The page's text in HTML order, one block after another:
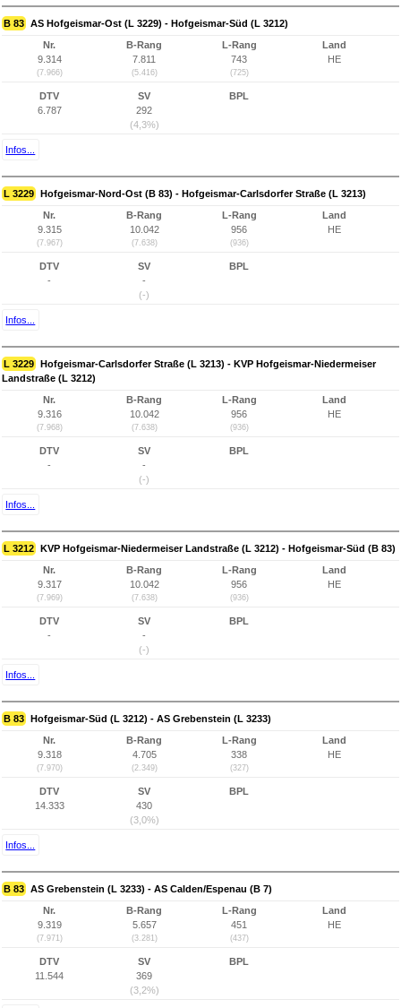
B 83 AS Hofgeismar-Ost (L 3229) - Hofgeismar-Süd (L 3212)
Nr.
9.314
(7.966)
B-Rang
7.811
(5.416)
L-Rang
743
(725)
Land
HE
DTV
6.787
SV
292
(4,3%)
BPL
Infos...
L 3229 Hofgeismar-Nord-Ost (B 83) - Hofgeismar-Carlsdorfer Straße (L 3213)
Nr.
9.315
(7.967)
B-Rang
10.042
(7.638)
L-Rang
956
(936)
Land
HE
DTV
-
SV
-
(-)
BPL
Infos...
L 3229 Hofgeismar-Carlsdorfer Straße (L 3213) - KVP Hofgeismar-Niedermeiser
Landstraße (L 3212)
Nr.
9.316
(7.968)
B-Rang
10.042
(7.638)
L-Rang
956
(936)
Land
HE
DTV
-
SV
-
(-)
BPL
Infos...
L 3212 KVP Hofgeismar-Niedermeiser Landstraße (L 3212) - Hofgeismar-Süd (B 83)
Nr.
9.317
(7.969)
B-Rang
10.042
(7.638)
L-Rang
956
(936)
Land
HE
DTV
-
SV
-
(-)
BPL
Infos...
B 83 Hofgeismar-Süd (L 3212) - AS Grebenstein (L 3233)
Nr.
9.318
(7.970)
B-Rang
4.705
(2.349)
L-Rang
338
(327)
Land
HE
DTV
14.333
SV
430
(3,0%)
BPL
Infos...
B 83 AS Grebenstein (L 3233) - AS Calden/Espenau (B 7)
Nr.
9.319
(7.971)
B-Rang
5.657
(3.281)
L-Rang
451
(437)
Land
HE
DTV
11.544
SV
369
(3,2%)
BPL